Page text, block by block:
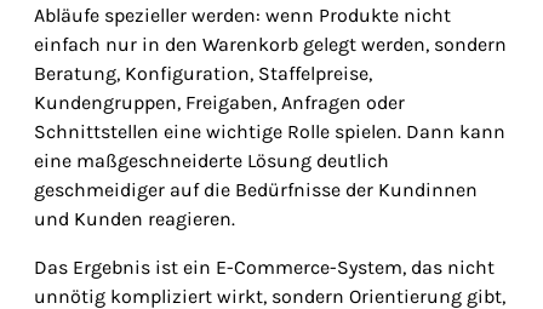
Abläufe spezieller werden: wenn Produkte nicht
einfach nur in den Warenkorb gelegt werden, sondern
Beratung, Konfiguration, Staffelpreise,
Kundengruppen, Freigaben, Anfragen oder
Schnittstellen eine wichtige Rolle spielen. Dann kann
eine maßgeschneiderte Lösung deutlich
geschmeidiger auf die Bedürfnisse der Kundinnen
und Kunden reagieren.
Das Ergebnis ist ein E-Commerce-System, das nicht
unnötig kompliziert wirkt, sondern Orientierung gibt,